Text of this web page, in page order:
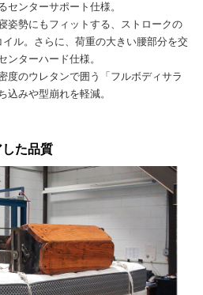
センターサポート仕様。
姿勢にもフィットする、ストロークの
ル。さらに、荷重の大きい腰部分を交
ンターハード仕様。
度のウレタンで囲う「フルボディサラ
込みや型崩れを軽減。
た品質